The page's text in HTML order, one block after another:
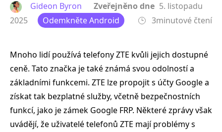
Gideon Byron Zveřejněno dne 5. listopadu
2025
Odemkněte Android 3minutové čtení
Mnoho lidí používá telefony ZTE kvůli jejich dostupné
ceně. Tato značka je také známá svou odolností a
základními funkcemi. ZTE lze propojit s účty Google a
získat tak bezplatné služby, včetně bezpečnostních
funkcí, jako je zámek Google FRP. Některé zprávy však
uvádějí, že uživatelé telefonů ZTE mají problémy s